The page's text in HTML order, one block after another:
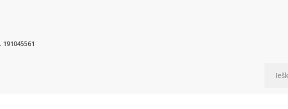
191045561